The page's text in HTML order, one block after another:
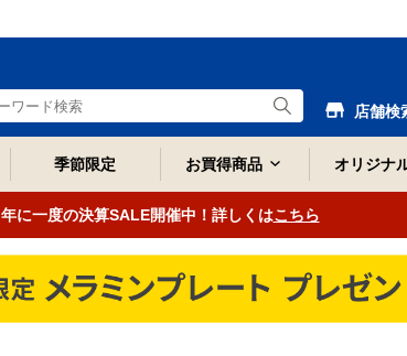
店舗検
季節限定 お買得商品 オリジナ
年に一度の決算SALE開催中！詳しくはこちら